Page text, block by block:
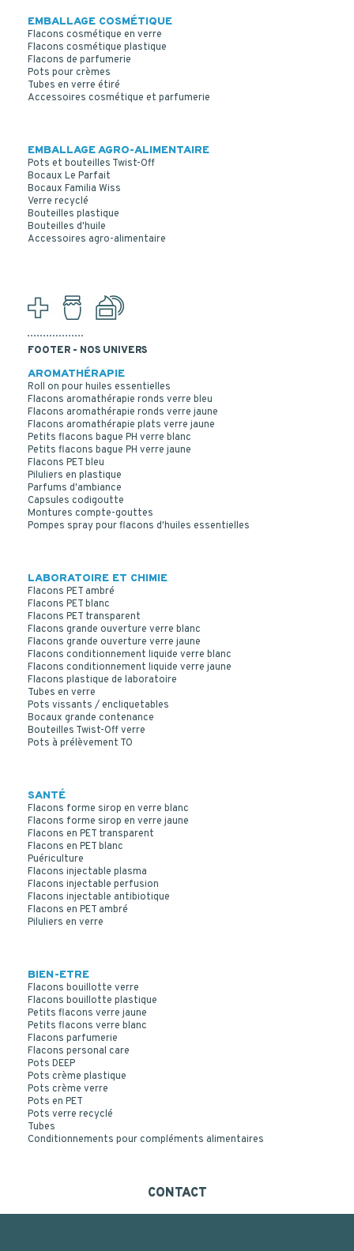
EMBALLAGE COSMÉTIQUE
Flacons cosmétique en verre
Flacons cosmétique plastique
Flacons de parfumerie
Pots pour crèmes
Tubes en verre étiré
Accessoires cosmétique et parfumerie
EMBALLAGE AGRO-ALIMENTAIRE
Pots et bouteilles Twist-Off
Bocaux Le Parfait
Bocaux Familia Wiss
Verre recyclé
Bouteilles plastique
Bouteilles d'huile
Accessoires agro-alimentaire
FOOTER - NOS UNIVERS
AROMATHÉRAPIE
Roll on pour huiles essentielles
Flacons aromathérapie ronds verre bleu
Flacons aromathérapie ronds verre jaune
Flacons aromathérapie plats verre jaune
Petits flacons bague PH verre blanc
Petits flacons bague PH verre jaune
Flacons PET bleu
Piluliers en plastique
Parfums d'ambiance
Capsules codigoutte
Montures compte-gouttes
Pompes spray pour flacons d'huiles essentielles
LABORATOIRE ET CHIMIE
Flacons PET ambré
Flacons PET blanc
Flacons PET transparent
Flacons grande ouverture verre blanc
Flacons grande ouverture verre jaune
Flacons conditionnement liquide verre blanc
Flacons conditionnement liquide verre jaune
Flacons plastique de laboratoire
Tubes en verre
Pots vissants / encliquetables
Bocaux grande contenance
Bouteilles Twist-Off verre
Pots à prélèvement TO
SANTÉ
Flacons forme sirop en verre blanc
Flacons forme sirop en verre jaune
Flacons en PET transparent
Flacons en PET blanc
Puériculture
Flacons injectable plasma
Flacons injectable perfusion
Flacons injectable antibiotique
Flacons en PET ambré
Piluliers en verre
BIEN-ETRE
Flacons bouillotte verre
Flacons bouillotte plastique
Petits flacons verre jaune
Petits flacons verre blanc
Flacons parfumerie
Flacons personal care
Pots DEEP
Pots crème plastique
Pots crème verre
Pots en PET
Pots verre recyclé
Tubes
Conditionnements pour compléments alimentaires
CONTACT